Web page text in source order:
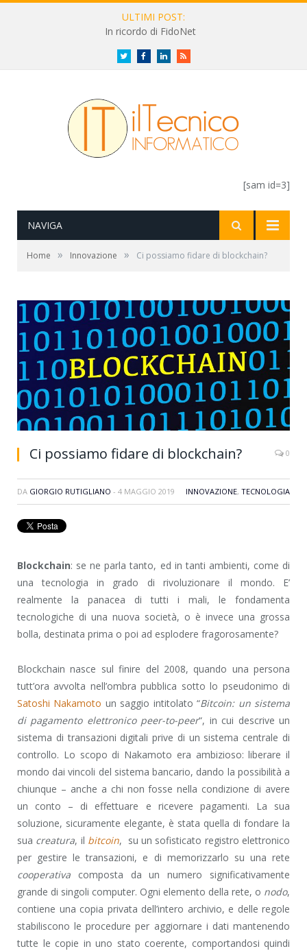
ULTIMI POST:
In ricordo di FidoNet
Twitter FacebookLinkedInRSS
[sam id=3]
NAVIGA
Home » Innovazione » Ci possiamo fidare di blockchain?
Ci possiamo fidare di blockchain? 0
DA GIORGIO RUTIGLIANO - 4 MAGGIO 2019 INNOVAZIONE, TECNOLOGIA
Blockchain: se ne parla tanto, ed in tanti ambienti, come di
una tecnologia in grado di rivoluzionare il mondo. E’
realmente la panacea di tutti i mali, le fondamenta
tecnologiche di una nuova società, o è invece una grossa
bolla, destinata prima o poi ad esplodere fragorosamente?
Blockchain nasce sul finire del 2008, quando una persona
tutt’ora avvolta nell’ombra pubblica sotto lo pseudonimo di
Satoshi Nakamoto un saggio intitolato “Bitcoin: un sistema
di pagamento elettronico peer-to-peer“, in cui descrive un
sistema di transazioni digitali prive di un sistema centrale di
controllo. Lo scopo di Nakamoto era ambizioso: liberare il
mondo dai vincoli del sistema bancario, dando la possibilità a
chiunque – anche a chi non fosse nella condizione di avere
un conto – di effettuare e ricevere pagamenti. La sua
soluzione, sicuramente elegante, è stata quella di fondare la
sua creatura, il bitcoin, su un sofisticato registro elettronico
per gestire le transazioni, e di memorizzarlo su una rete
cooperativa composta da un numero significativamente
grande di singoli computer. Ogni elemento della rete, o nodo,
contiene una copia privata dell’intero archivio, e delle regole
stabiliscono le procedure per aggiornare i dati mantenendo
tutte le copie in uno stato coerente, comportandosi quindi